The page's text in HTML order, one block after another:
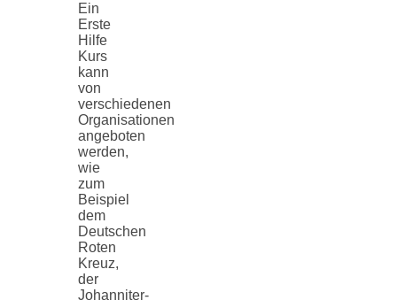
Ein
Erste
Hilfe
Kurs
kann
von
verschiedenen
Organisationen
angeboten
werden,
wie
zum
Beispiel
dem
Deutschen
Roten
Kreuz,
der
Johanniter-